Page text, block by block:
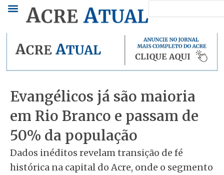
conteúdo
Evangélicos já são maioria
em Rio Branco e passam de
50% da população
Dados inéditos revelam transição de fé
histórica na capital do Acre, onde o segmento